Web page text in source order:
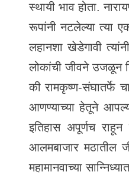
स्थायी भाव होता.
रूपांनी नटलेल्या त्या
लहानशा खेडेगावी
लोकांची जीवने उजळून
की रामकृष्ण-संघातर्फे
आणण्याच्या हेतूने
इतिहास अपूर्णच राहून
आलमबाजार मठातील
महामानवाच्या